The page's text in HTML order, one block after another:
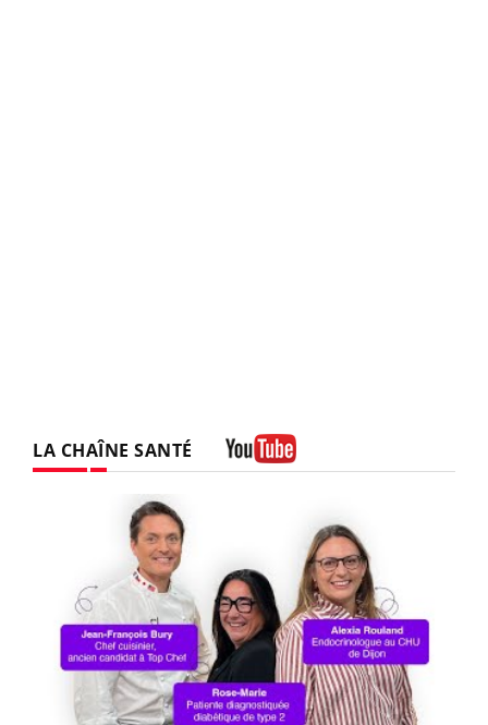
LA CHAÎNE SANTÉ